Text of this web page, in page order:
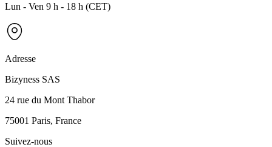
Lun - Ven 9 h - 18 h (CET)
Adresse
Bizyness SAS
24 rue du Mont Thabor
75001 Paris, France
Suivez-nous